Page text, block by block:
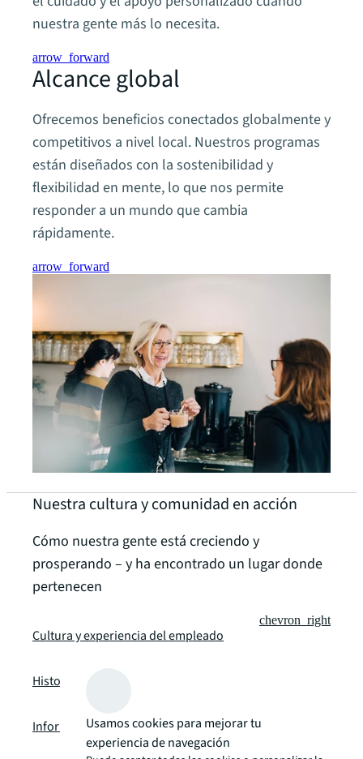
nuestra gente más lo necesita.
arrow_forward
Alcance global
Ofrecemos beneficios conectados globalmente y
competitivos a nivel local. Nuestros programas
están diseñados con la sostenibilidad y
flexibilidad en mente, lo que nos permite
responder a un mundo que cambia
rápidamente.
arrow_forward
Nuestra cultura y comunidad en acción
Cómo nuestra gente está creciendo y
prosperando – y ha encontrado un lugar donde
pertenecen
Cultura y experiencia del empleado
chevron_right
Historias de empleados
Informes de la empresa
Usamos cookies para mejorar tu
experiencia de navegación